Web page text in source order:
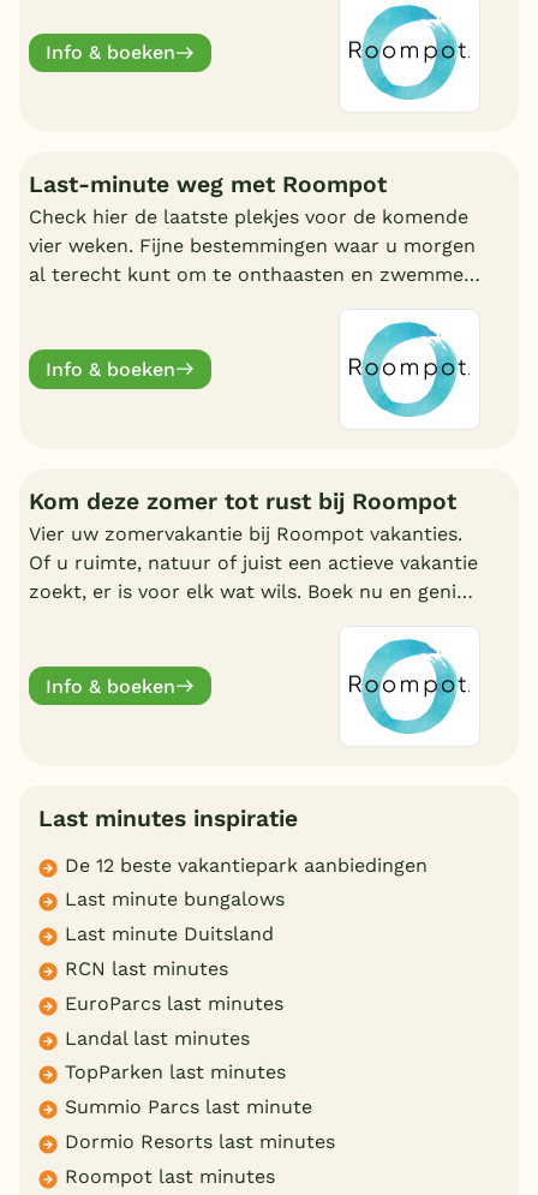
Info & boeken
Last-minute weg met Roompot
Check hier de laatste plekjes voor de komende
vier weken. Fijne bestemmingen waar u morgen
al terecht kunt om te onthaasten en zwemmen.
Info & boeken
Kom deze zomer tot rust bij Roompot
Vier uw zomervakantie bij Roompot vakanties.
Of u ruimte, natuur of juist een actieve vakantie
zoekt, er is voor elk wat wils. Boek nu en geniet
Info & boeken
Last minutes inspiratie
De 12 beste vakantiepark aanbiedingen
Last minute bungalows
Last minute Duitsland
RCN last minutes
EuroParcs last minutes
Landal last minutes
TopParken last minutes
Summio Parcs last minute
Dormio Resorts last minutes
Roompot last minutes